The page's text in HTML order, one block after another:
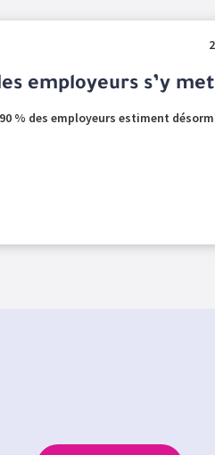
employeurs s’y
% des employeurs estiment